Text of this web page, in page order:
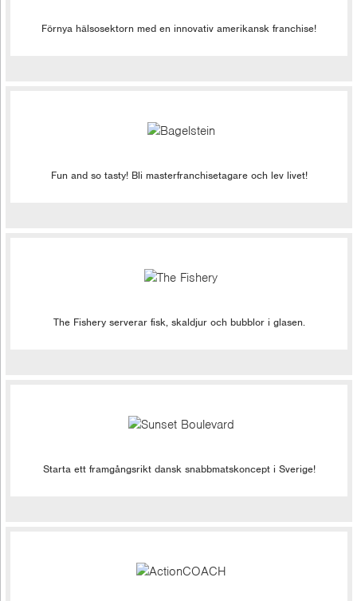
Förnya hälsosektorn med en innovativ amerikansk franchise!
Fun and so tasty! Bli masterfranchisetagare och lev livet!
The Fishery serverar fisk, skaldjur och bubblor i glasen.
Starta ett framgångsrikt dansk snabbmatskoncept i Sverige!